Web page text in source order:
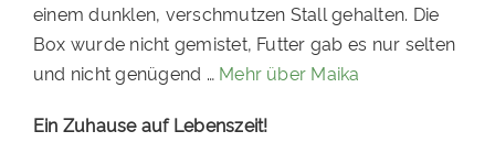
einem dunklen, verschmutzen Stall gehalten. Die
Box wurde nicht gemistet, Futter gab es nur selten
und nicht genügend … Mehr über Maika
Ein Zuhause auf Lebenszeit!